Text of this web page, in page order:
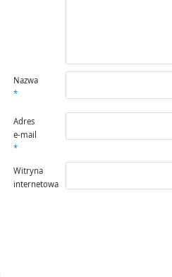
Nazwa
*
Adres
e-mail
*
Witryna
internetowa